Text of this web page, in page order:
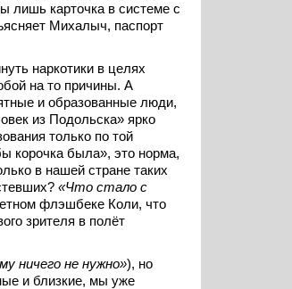
лишь карточка в системе с
Михалыч, паспорт
наркотики в целях
на то причины. А
и образованные люди,
из Подольска» ярко
только по той
корочка была», это норма,
в нашей стране таких
«Что стало с
флэшбеке Коли, что
зрителя в полёт
ничего не нужно»), но
и близкие, мы уже